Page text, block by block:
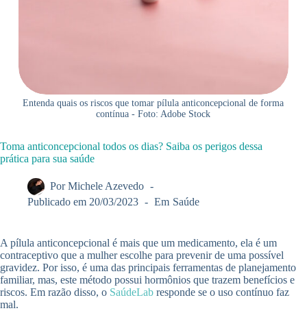
Entenda quais os riscos que tomar pílula anticoncepcional de forma
contínua - Foto: Adobe Stock
Toma anticoncepcional todos os dias? Saiba os perigos dessa
prática para sua saúde
Por Michele Azevedo
Publicado em 20/03/2023 Em Saúde
A pílula anticoncepcional é mais que um medicamento, ela é um
contraceptivo que a mulher escolhe para prevenir de uma possível
gravidez. Por isso, é uma das principais ferramentas de planejamento
familiar, mas, este método possui hormônios que trazem benefícios e
riscos. Em razão disso, o SaúdeLab responde se o uso contínuo faz
mal.